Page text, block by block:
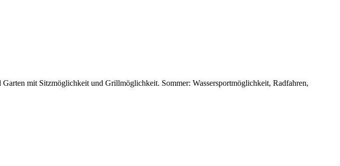
mit Sitzmöglichkeit und Grillmöglichkeit. Sommer: Wassersportmöglichkeit, Radfahren,